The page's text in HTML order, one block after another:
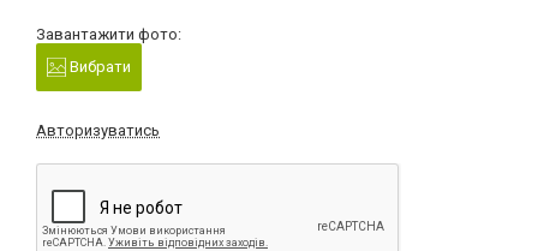
Завантажити фото:
Вибрати
Авторизуватись